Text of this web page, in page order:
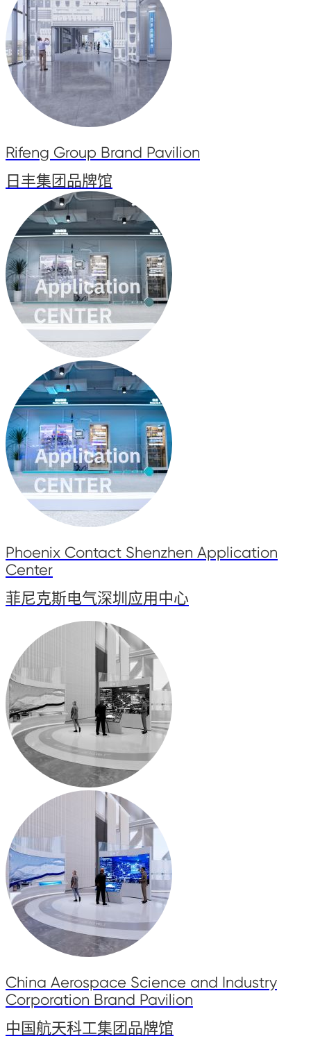
Rifeng Group Brand Pavilion
日丰集团品牌馆
Phoenix Contact Shenzhen Application
Center
菲尼克斯电气深圳应用中心
China Aerospace Science and Industry
Corporation Brand Pavilion
中国航天科工集团品牌馆